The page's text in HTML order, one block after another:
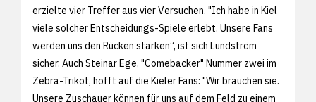
erzielte vier Treffer aus vier Versuchen. "Ich habe in Kiel
viele solcher Entscheidungs-Spiele erlebt. Unsere Fans
werden uns den Rücken stärken“, ist sich Lundström
sicher. Auch Steinar Ege, "Comebacker" Nummer zwei im
Zebra-Trikot, hofft auf die Kieler Fans: "Wir brauchen sie.
Unsere Zuschauer können für uns auf dem Feld zu einem